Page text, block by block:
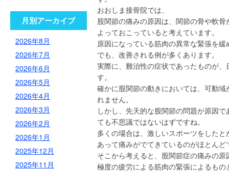
おおしま接骨院では、
股関節の痛みの原因は、関節の骨や軟
よっておこっていると考えています。
原因になっている筋肉の異常な緊張を
でも、改善される例が多くあります。
実際に、難治性の症状であったものが
す。
確かに股関節の動きにおいては、可動
れません。
しかし、先天的な股関節の問題が原因
ても不思議ではないはずですね。
多くの場合は、激しいスポーツをした
あって痛みがでてきているのがほとんど
そこから考えると、股関節症の痛みの
極度の疲労による筋肉の緊張によるもの
月別アーカイブ
2026年8月
2026年7月
2026年6月
2026年5月
2026年4月
2026年3月
2026年2月
2026年1月
2025年12月
2025年11月